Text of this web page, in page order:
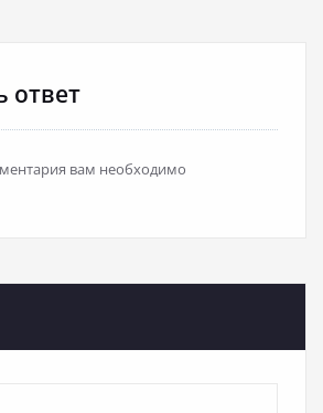
ответ
вам необходимо